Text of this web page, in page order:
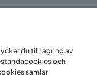
du till lagring av
och
samlar